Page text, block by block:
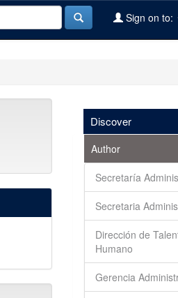
Sign on to:
Discover
Author
Secretaría
Secretaria
Dirección de
Humano
Gerencia